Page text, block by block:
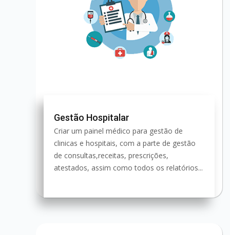
Gestão Hospitalar
Criar um painel médico para gestão de
clinicas e hospitais, com a parte de gestão
de consultas,receitas, prescrições,
atestados, assim como todos os relatórios...